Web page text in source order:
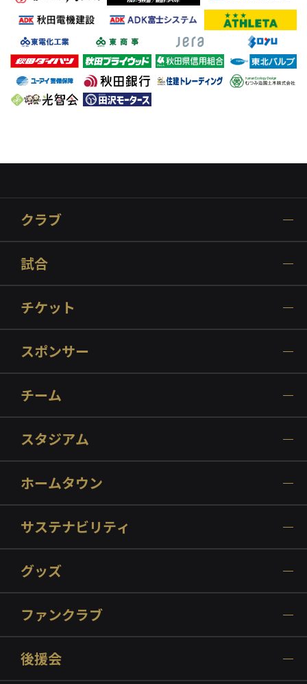
クラブ
試合
チケット
スポンサー
チーム
スタジアム
ホームタウン
サステナビリティ
グッズ
ファンクラブ
後援会